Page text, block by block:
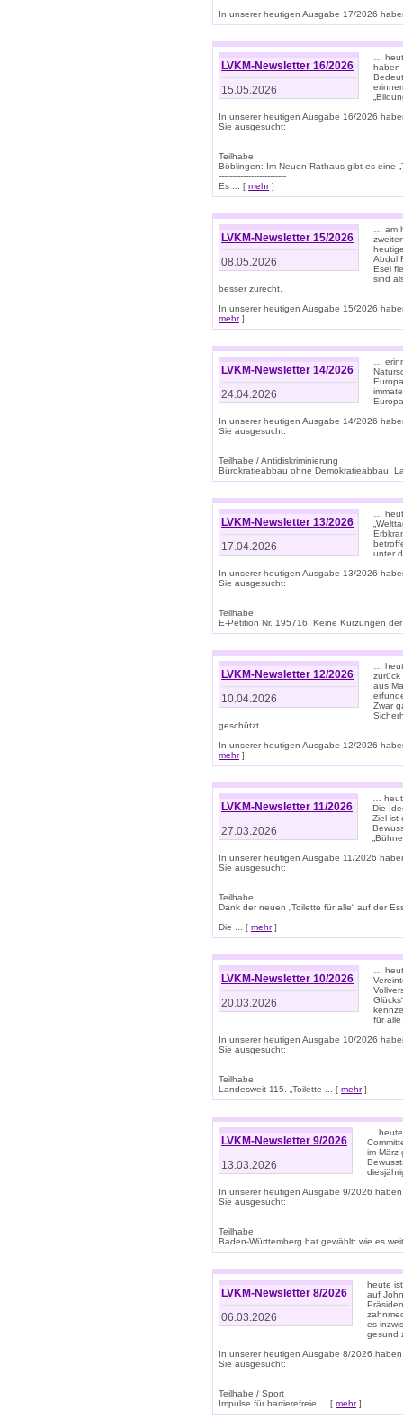
In unserer heutigen Ausgabe 17/2026
LVKM-Newsletter 16/2026
15.05.2026
…
haben
In unserer heutigen Ausgabe 16/2026
Sie ausgesucht:
Teilhabe
Böblingen: Im Neuen Rathaus gibt es eine
-------------------------
Es ... [ mehr]
LVKM-Newsletter 15/2026
08.05.2026
… am
Abdul
Esel
sind
besser zurecht.
In unserer heutigen Ausgabe 15/2026
mehr]
LVKM-Newsletter 14/2026
24.04.2026
…
In unserer heutigen Ausgabe 14/2026
Sie ausgesucht:
Teilhabe / Antidiskriminierung
Bürokratieabbau ohne Demokratieabbau!
LVKM-Newsletter 13/2026
17.04.2026
…
unter
In unserer heutigen Ausgabe 13/2026
Sie ausgesucht:
Teilhabe
E-Petition Nr. 195716: Keine Kürzungen
LVKM-Newsletter 12/2026
10.04.2026
…
zurück
aus
Zwar
geschützt ...
In unserer heutigen Ausgabe 12/2026
mehr]
LVKM-Newsletter 11/2026
27.03.2026
…
Die
Ziel ist
In unserer heutigen Ausgabe 11/2026
Sie ausgesucht:
Teilhabe
Dank der neuen „Toilette für alle“ auf der
-------------------------
Die ... [ mehr]
LVKM-Newsletter 10/2026
20.03.2026
…
für
In unserer heutigen Ausgabe 10/2026
Sie ausgesucht:
Teilhabe
Landesweit 115. „Toilette ... [ mehr]
LVKM-Newsletter 9/2026
13.03.2026
…
im März
In unserer heutigen Ausgabe 9/2026
Sie ausgesucht:
Teilhabe
Baden-Württemberg hat gewählt: wie es
LVKM-Newsletter 8/2026
06.03.2026
heute
auf
es
gesund
In unserer heutigen Ausgabe 8/2026
Sie ausgesucht:
Teilhabe / Sport
Impulse für barrierefreie ... [ mehr]